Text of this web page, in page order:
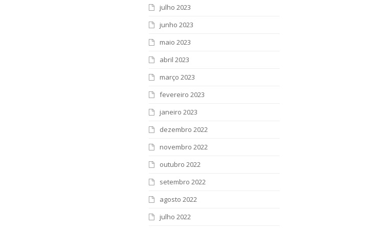
julho 2023
junho 2023
maio 2023
abril 2023
março 2023
fevereiro 2023
janeiro 2023
dezembro 2022
novembro 2022
outubro 2022
setembro 2022
agosto 2022
julho 2022